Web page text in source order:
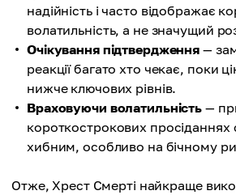
надійність і часто відображає
волатильність, а не значущий
Очікування підтвердження —
реакції багато хто чекає, поки
нижче ключових рівнів.
Враховуючи волатильність —
короткострокових
хибним, особливо на бічному
Отже, Хрест Смерті найкраще